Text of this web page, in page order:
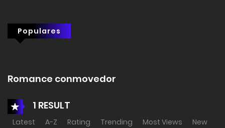
Populares
Romance conmovedor
1 RESULT
Latest A-Z Rating Trending Most Views New